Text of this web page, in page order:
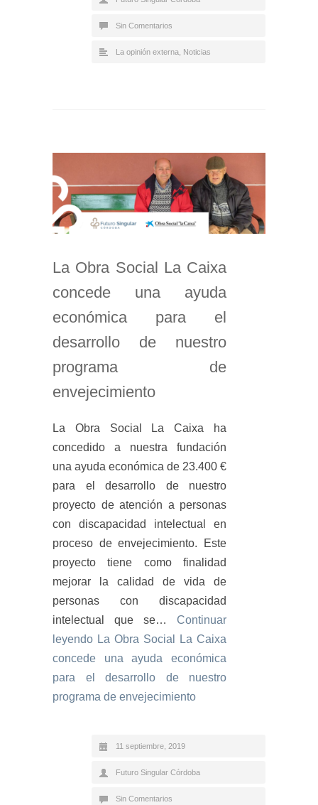
Sin Comentarios
La opinión externa Noticias
La Obra Social La Caixa
concede una ayuda
económica para el
desarrollo de nuestro
programa de
envejecimiento
La Obra Social La Caixa ha
concedido a nuestra fundación
una ayuda económica de 23.400 €
para el desarrollo de nuestro
proyecto de atención a personas
con discapacidad intelectual en
proceso de envejecimiento. Este
proyecto tiene como finalidad
mejorar la calidad de vida de
personas con discapacidad
intelectual que se… Continuar
leyendo La Obra Social La Caixa
concede una ayuda económica
para el desarrollo de nuestro
programa de envejecimiento
11 septiembre, 2019
Futuro Singular Córdoba
Sin Comentarios